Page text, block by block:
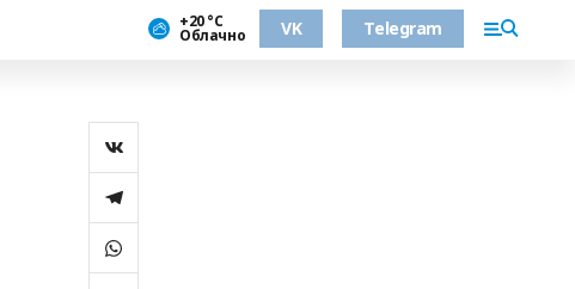
+20 °С
Облачно VK Telegram